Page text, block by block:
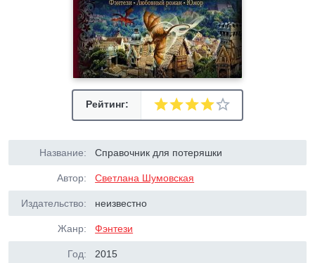
Рейтинг:
Название: Справочник для потеряшки
Автор: Светлана Шумовская
Издательство: неизвестно
Жанр: Фэнтези
Год: 2015